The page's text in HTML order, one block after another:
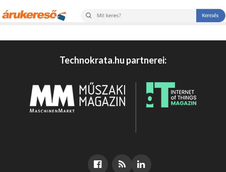
Technokrata.hu partnerei: